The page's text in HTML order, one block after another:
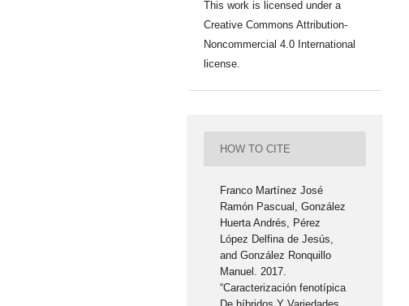
This work is licensed under a
Creative Commons Attribution-
Noncommercial 4.0 International
license.
HOW TO CITE
Franco Martínez José
Ramón Pascual, González
Huerta Andrés, Pérez
López Delfina de Jesús,
and González Ronquillo
Manuel. 2017.
“Caracterización fenotípica